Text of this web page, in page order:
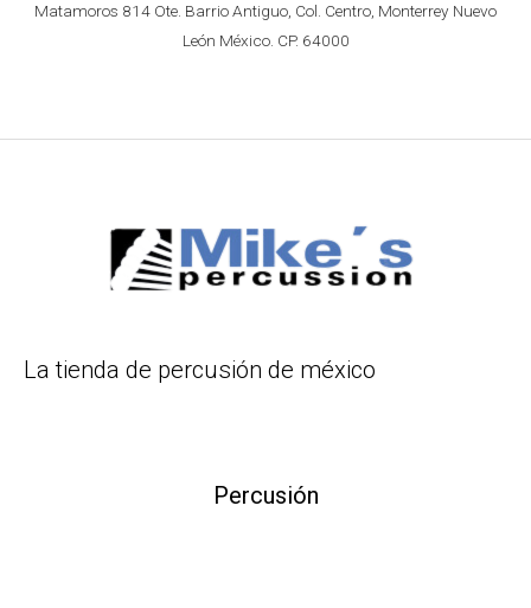
Matamoros 814 Ote. Barrio Antiguo, Col. Centro, Monterrey Nuevo
León México. CP. 64000
La tienda de percusión de méxico
Percusión